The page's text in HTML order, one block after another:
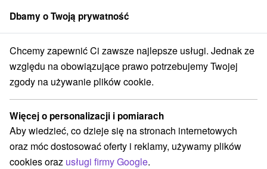
członek grupySorger
Domalenka Topka: Weekendowy restart w Tatrach w
Domalenka Topka: Weekendowy
restart w Tatrach w Sanatorium Dr.
Guhry w specjalnej cenie
Sanatórium Dr. Guhra Tatranská Polianka
Tatranská Polianka
Dbamy o Twoją prywatność
Chcemy zapewnić Ci zawsze najlepsze usługi. Jednak ze
względu na obowiązujące prawo potrzebujemy Twojej
zgody na używanie plików cookie.
Więcej o personalizacji i pomiarach
Aby wiedzieć, co dzieje się na stronach internetowych
oraz móc dostosować oferty i reklamy, używamy plików
cookies oraz usługi firmy Google.